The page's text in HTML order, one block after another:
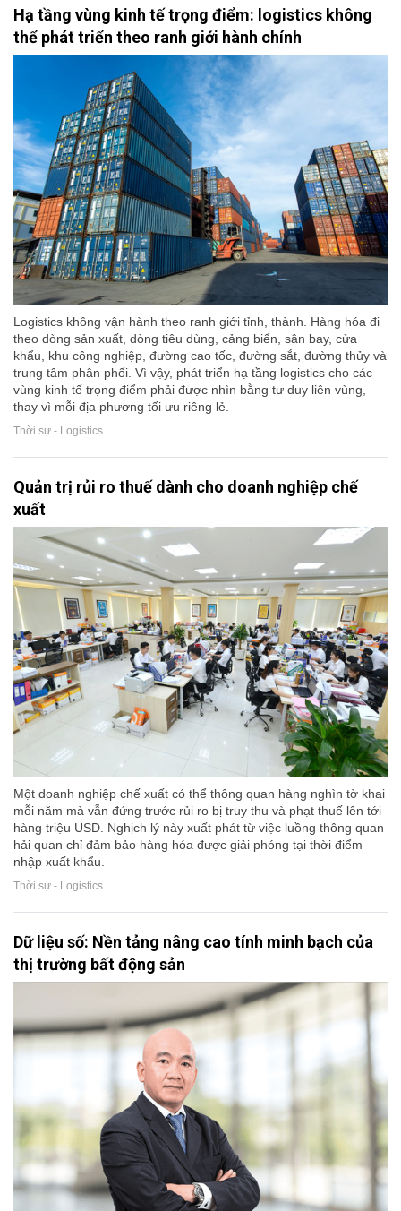
Hạ tầng vùng kinh tế trọng điểm: logistics không
thể phát triển theo ranh giới hành chính
Logistics không vận hành theo ranh giới tỉnh, thành. Hàng hóa đi
theo dòng sản xuất, dòng tiêu dùng, cảng biển, sân bay, cửa
khẩu, khu công nghiệp, đường cao tốc, đường sắt, đường thủy và
trung tâm phân phối. Vì vậy, phát triển hạ tầng logistics cho các
vùng kinh tế trọng điểm phải được nhìn bằng tư duy liên vùng,
thay vì mỗi địa phương tối ưu riêng lẻ.
Thời sự - Logistics
Quản trị rủi ro thuế dành cho doanh nghiệp chế
xuất
Một doanh nghiệp chế xuất có thể thông quan hàng nghìn tờ khai
mỗi năm mà vẫn đứng trước rủi ro bị truy thu và phạt thuế lên tới
hàng triệu USD. Nghịch lý này xuất phát từ việc luồng thông quan
hải quan chỉ đảm bảo hàng hóa được giải phóng tại thời điểm
nhập xuất khẩu.
Thời sự - Logistics
Dữ liệu số: Nền tảng nâng cao tính minh bạch của
thị trường bất động sản